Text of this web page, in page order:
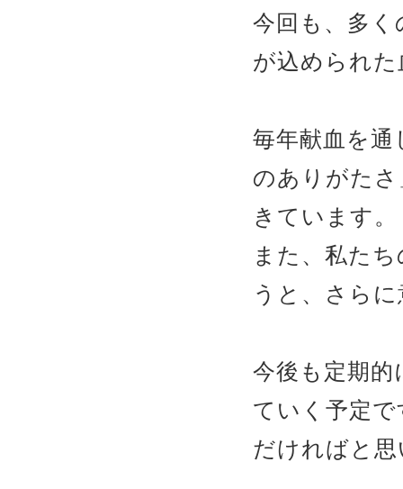
今回も、多く
が込められ
毎年献血を
のありがた
きています。
また、私た
うと、さら
今後も定期的
ていく予定
だければと